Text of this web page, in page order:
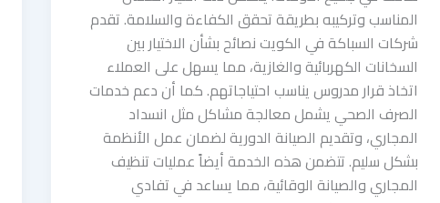
المناسب وتركيبه بطريقة تحقق الكفاءة والسلامة. تقدم
شركات السباكة في الكويت نصائح بشأن الاختيار بين
السخانات الكهربائية والغازية، مما يسهل على العملاء
اتخاذ قرار مدروس يناسب احتياجاتهم. كما أن دعم خدمات
الصرف الصحي يشمل معالجة مشاكل مثل انسداد
المجاري، وتقديم الصيانة الدورية لضمان عمل الأنظمة
بشكل سليم. تتضمن هذه الخدمة أيضاً عمليات تنظيف
المجاري والصيانة الوقائية، مما يساعد في تفادي